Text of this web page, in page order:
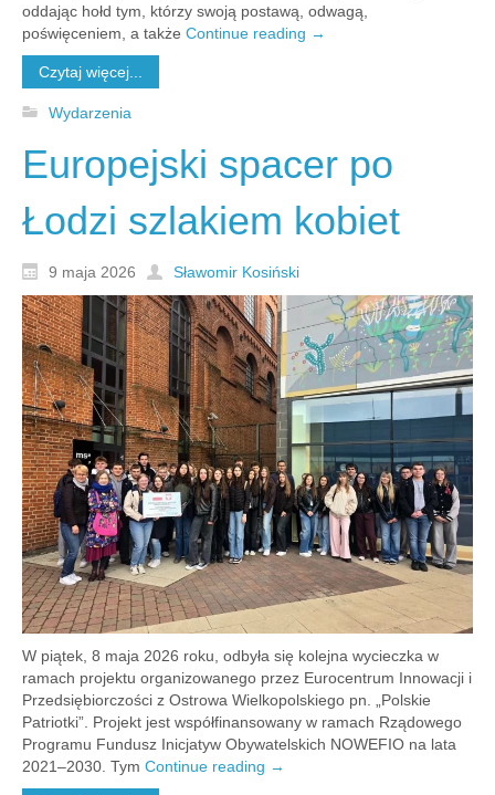
oddając hołd tym, którzy swoją postawą, odwagą,
poświęceniem, a także Continue reading →
Czytaj więcej...
Wydarzenia
Europejski spacer po
Łodzi szlakiem kobiet
9 maja 2026 Sławomir Kosiński
W piątek, 8 maja 2026 roku, odbyła się kolejna wycieczka w
ramach projektu organizowanego przez Eurocentrum Innowacji i
Przedsiębiorczości z Ostrowa Wielkopolskiego pn. „Polskie
Patriotki”. Projekt jest współfinansowany w ramach Rządowego
Programu Fundusz Inicjatyw Obywatelskich NOWEFIO na lata
2021–2030. Tym Continue reading →